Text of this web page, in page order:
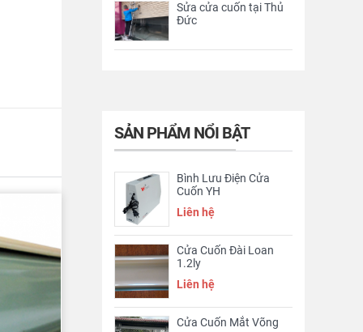
Sửa cửa cuốn tại Thủ
Đức
SẢN PHẨM NỔI BẬT
Bình Lưu Điện Cửa
Cuốn YH
Liên hệ
Cửa Cuốn Đài Loan
1.2ly
Liên hệ
Cửa Cuốn Mắt Võng